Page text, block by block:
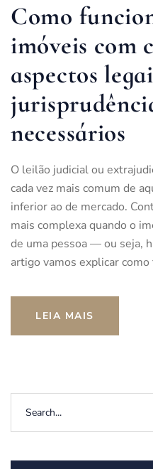
Como
imóveis com
aspectos
necessários
O leilão judicial ou
cada vez mais comum de
inferior ao de mercado.
mais complexa quando o
de uma pessoa — ou seja,
artigo vamos explicar
LEIA MAIS